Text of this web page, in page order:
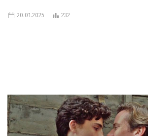
20.01.2025 232